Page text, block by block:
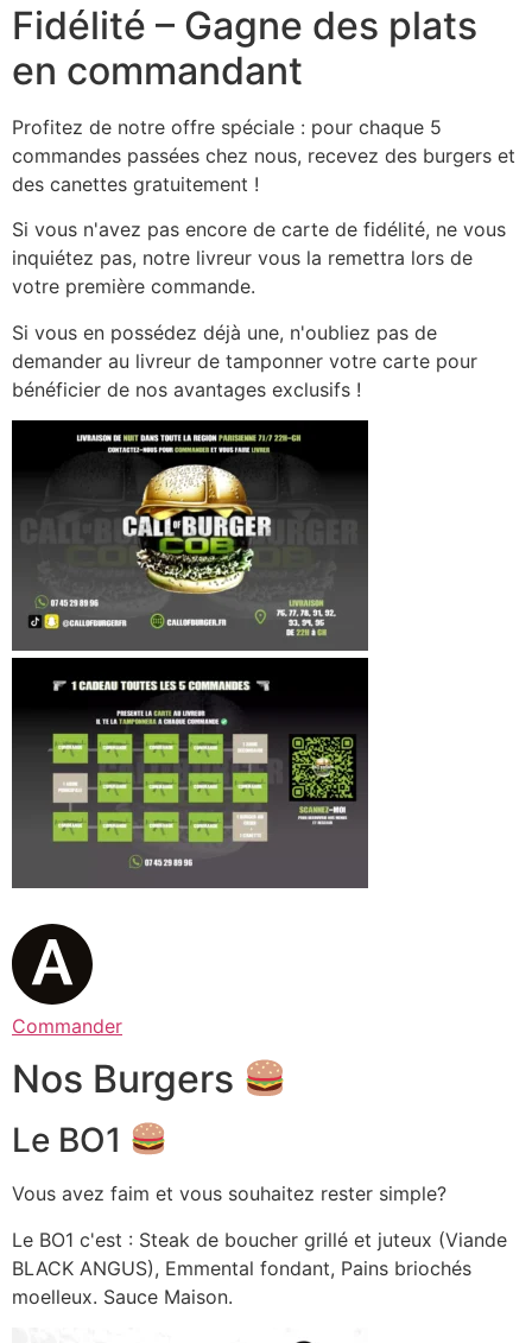
Fidélité – Gagne des plats
en commandant
Profitez de notre offre spéciale : pour chaque 5
commandes passées chez nous, recevez des burgers et
des canettes gratuitement !
Si vous n'avez pas encore de carte de fidélité, ne vous
inquiétez pas, notre livreur vous la remettra lors de
votre première commande.
Si vous en possédez déjà une, n'oubliez pas de
demander au livreur de tamponner votre carte pour
bénéficier de nos avantages exclusifs !
Commander
Nos Burgers
Le BO1
Vous avez faim et vous souhaitez rester simple?
Le BO1 c'est : Steak de boucher grillé et juteux (Viande
BLACK ANGUS), Emmental fondant, Pains briochés
moelleux. Sauce Maison.